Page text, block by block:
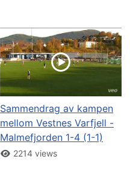
Sammendrag av kampen
mellom Vestnes Varfjell -
Malmefjorden 1-4 (1-1)
2214 views